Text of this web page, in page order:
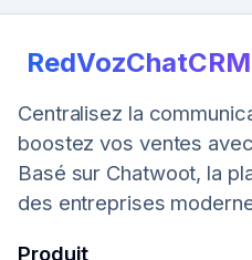
RedVozChatCRM
Centralisez la
boostez vos ventes
Basé sur Chatwoot, la
des entreprises
Produit